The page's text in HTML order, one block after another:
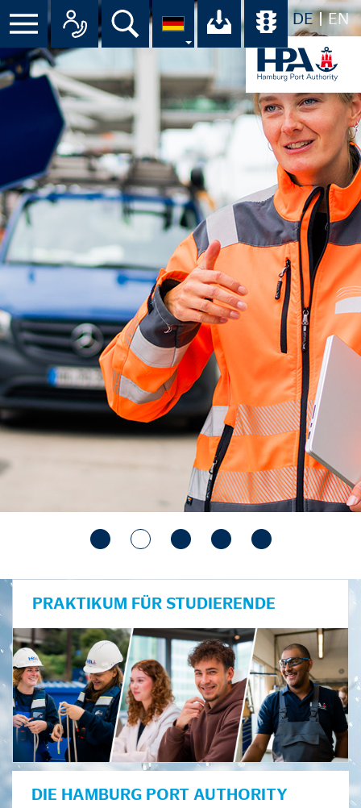
DE EN
Menü Alle Ansprechpartner im
Suche Ihr Download-
PRAKTIKUM FÜR STUDIERENDE
DIE HAMBURG PORT AUTHORITY